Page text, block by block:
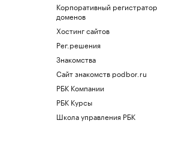
Корпоративный регистратор
доменов
Хостинг сайтов
Рег.решения
Знакомства
Сайт знакомств podbor.ru
РБК Компании
РБК Курсы
Школа управления РБК